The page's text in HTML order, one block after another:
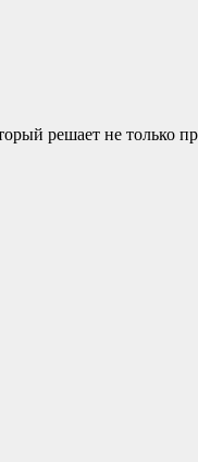
решает не только